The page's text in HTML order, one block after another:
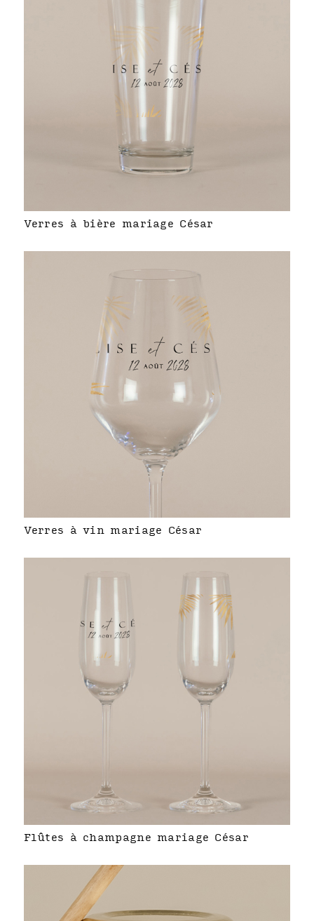
Verres à bière mariage César
Verres à vin mariage César
Flûtes à champagne mariage César